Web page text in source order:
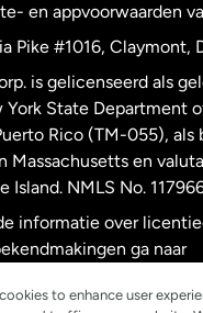
Staten English
Staten Español
en appvoorwaarden
Pike #1016, Claymont,
is gelicenseerd als
York State Department
Rico (TM-055), als
Massachusetts en
Island. NMLS No.
informatie over
ga naar
to enhance user